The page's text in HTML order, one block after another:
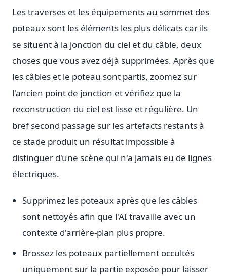
Les traverses et les équipements au sommet des
poteaux sont les éléments les plus délicats car ils
se situent à la jonction du ciel et du câble, deux
choses que vous avez déjà supprimées. Après que
les câbles et le poteau sont partis, zoomez sur
l'ancien point de jonction et vérifiez que la
reconstruction du ciel est lisse et régulière. Un
bref second passage sur les artefacts restants à
ce stade produit un résultat impossible à
distinguer d'une scène qui n'a jamais eu de lignes
électriques.
Supprimez les poteaux après que les câbles
sont nettoyés afin que l'AI travaille avec un
contexte d'arrière-plan plus propre.
Brossez les poteaux partiellement occultés
uniquement sur la partie exposée pour laisser